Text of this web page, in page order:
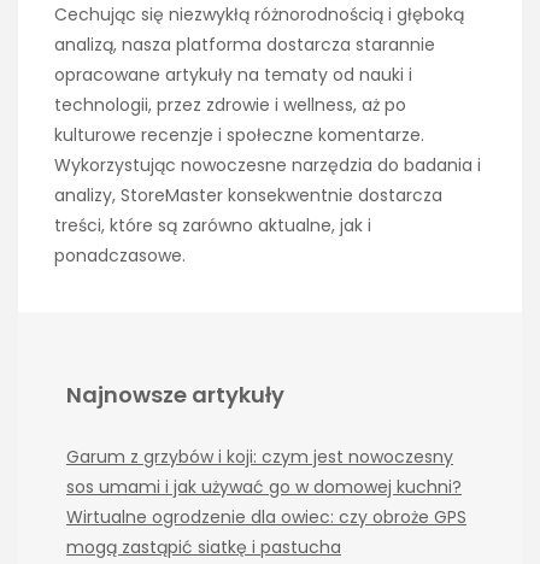
Cechując się niezwykłą różnorodnością i głęboką
analizą, nasza platforma dostarcza starannie
opracowane artykuły na tematy od nauki i
technologii, przez zdrowie i wellness, aż po
kulturowe recenzje i społeczne komentarze.
Wykorzystując nowoczesne narzędzia do badania i
analizy, StoreMaster konsekwentnie dostarcza
treści, które są zarówno aktualne, jak i
ponadczasowe.
Najnowsze artykuły
Garum z grzybów i koji: czym jest nowoczesny
sos umami i jak używać go w domowej kuchni?
Wirtualne ogrodzenie dla owiec: czy obroże GPS
mogą zastąpić siatkę i pastucha